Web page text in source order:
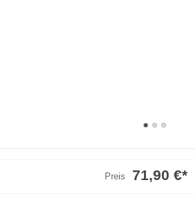
Preis 71,90 €*